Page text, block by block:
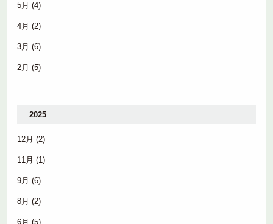
5月 (4)
4月 (2)
3月 (6)
2月 (5)
2025
12月 (2)
11月 (1)
9月 (6)
8月 (2)
6月 (5)